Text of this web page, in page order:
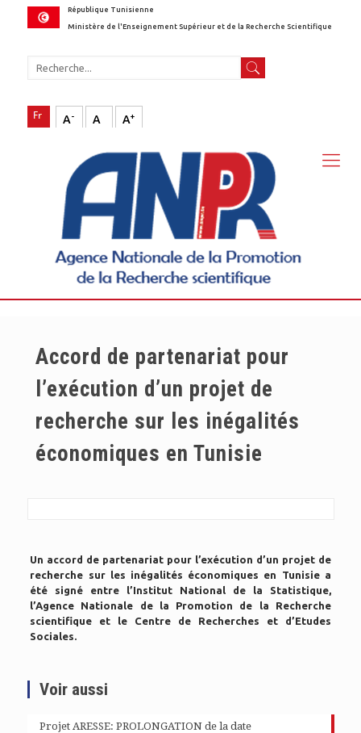
République Tunisienne
Ministère de l'Enseignement Supérieur et de la Recherche Scientifique
A- A A+
Accord de partenariat pour
l’exécution d’un projet de
recherche sur les inégalités
économiques en Tunisie
Un accord de partenariat pour l’exécution d’un projet de
recherche sur les inégalités économiques en Tunisie a
été signé entre l’Institut National de la Statistique,
l’Agence Nationale de la Promotion de la Recherche
scientifique et le Centre de Recherches et d’Etudes
Sociales.
Voir aussi
Projet ARESSE: PROLONGATION de la date